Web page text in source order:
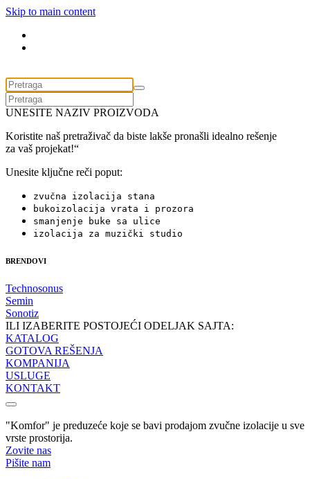
Skip to main content
UNESITE NAZIV PROIZVODA
Koristite naš pretraživač da biste lakše pronašli idealno rešenje
za vaš projekat!“
Unesite ključne reči poput:
zvučna izolacija stana
bukoizolacija vrata i prozora
smanjenje buke sa ulice
izolacija za muzički studio
BRENDOVI
Technosonus
Semin
Sonotiz
ILI IZABERITE POSTOJEĆI ODELJAK SAJTA:
KATALOG
GOTOVA REŠENJA
KOMPANIJA
USLUGE
KONTAKT
"Komfor" je preduzeće koje se bavi prodajom zvučne izolacije u sve
vrste prostorija.
Zovite nas
Pišite nam